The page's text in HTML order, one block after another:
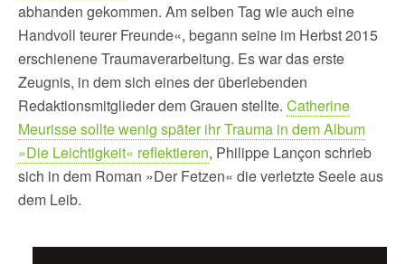
abhanden gekommen. Am selben Tag wie auch eine
Handvoll teurer Freunde«, begann seine im Herbst 2015
erschienene Traumaverarbeitung. Es war das erste
Zeugnis, in dem sich eines der überlebenden
Redaktionsmitglieder dem Grauen stellte. Catherine
Meurisse sollte wenig später ihr Trauma in dem Album
»Die Leichtigkeit« reflektieren, Philippe Lançon schrieb
sich in dem Roman »Der Fetzen« die verletzte Seele aus
dem Leib.